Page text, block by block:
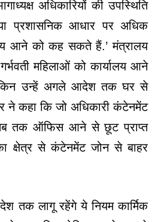
अधिकारियों की उपस्थिति
प्रशासनिक आधार पर अधिक
आने को कह सकते हैं.’ मंत्रालय
महिलाओं को कार्यालय आने
उन्हें अगले आदेश तक घर से
ने कहा कि जो अधिकारी कंटेनमेंट
तक ऑफिस आने से छूट प्राप्त
क्षेत्र से कंटेनमेंट जोन से बाहर
तक लागू रहेंगे ये नियम कार्मिक